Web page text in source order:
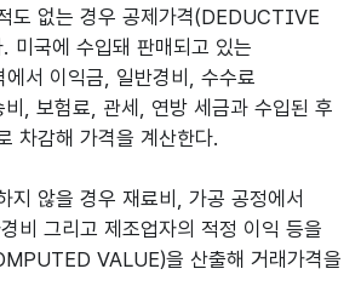
도 없는 경우 공제가격(DEDUCTIVE
미국에 수입돼 판매되고 있는
에서 이익금, 일반경비, 수수료
, 보험료, 관세, 연방 세금과 수입된 후
차감해 가격을 계산한다.
지 않을 경우 재료비, 가공 공정에서
비 그리고 제조업자의 적정 이익 등을
VALUE)을 산출해 거래가격을